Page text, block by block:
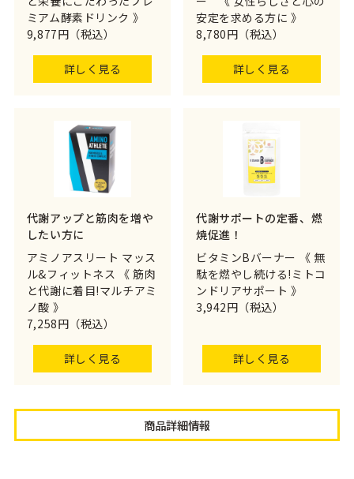
ミアム酵素ドリンク 》
9,877円（税込）
詳しく見る
安定を求める方に 》
8,780円（税込）
詳しく見る
代謝アップと筋肉を増や
したい方に
アミノアスリート マッス
ル&フィットネス 《 筋肉
と代謝に着目!マルチアミ
ノ酸 》
7,258円（税込）
詳しく見る
代謝サポートの定番、燃
焼促進！
ビタミンBバーナー 《 無
駄を燃やし続ける!ミトコ
ンドリアサポート 》
3,942円（税込）
詳しく見る
商品詳細情報